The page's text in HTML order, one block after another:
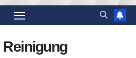
Reinigung